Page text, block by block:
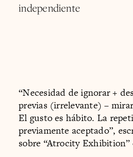
independiente
“Necesidad de ignorar +
previas (irrelevante) –
El gusto es hábito. La
previamente aceptado”,
sobre “Atrocity Exhibition”